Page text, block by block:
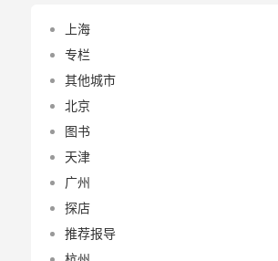
上海
专栏
其他城市
北京
图书
天津
广州
探店
推荐报导